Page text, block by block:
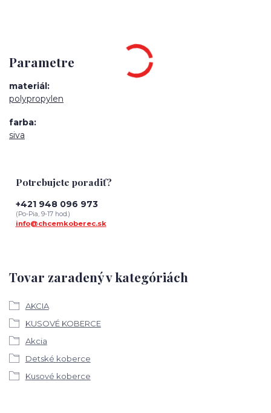
Parametre
materiál
polypropylen
farba
siva
Tovar zaradený v kategóriách
AKCIA
KUSOVÉ KOBERCE
Akcia
Detské koberce
Kusové koberce
Potrebujete poradiť?
+421 948 096 973
(Po-Pia, 9-17 hod.)
info@chcemkoberec.sk